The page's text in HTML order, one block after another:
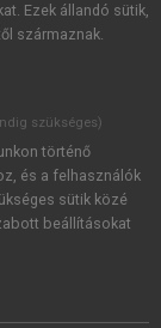
a szotar.netés a
Ezek állandó sütik,
származnak.
szükséges)
történő
és a felhasználók
sütik közé
beállításokat